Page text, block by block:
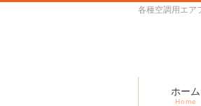
各種空調用エア
ホーム
Home